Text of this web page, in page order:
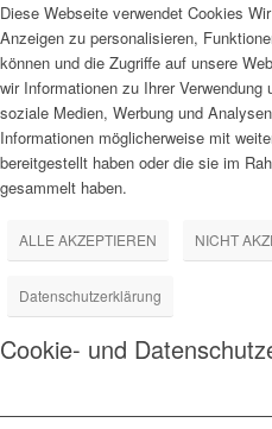
Diese Webseite verwendet Cookies
Anzeigen zu personalisieren,
können und die Zugriffe auf unsere
wir Informationen zu Ihrer
soziale Medien, Werbung und
Informationen möglicherweise mit
bereitgestellt haben oder die sie im
gesammelt haben.
ALLE AKZEPTIEREN NICHT
Datenschutzerklärung
Cookie- und